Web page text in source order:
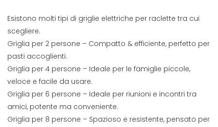
Esistono molti tipi di griglie elettriche per raclette tra cui
scegliere.
Griglia per 2 persone – Compatto & efficiente, perfetto per
pasti accoglienti.
Griglia per 4 persone – Ideale per le famiglie piccole,
veloce e facile da usare.
Griglia per 6 persone – Ideale per riunioni e incontri tra
amici, potente ma conveniente.
Griglia per 8 persone – Spazioso e resistente, pensato per